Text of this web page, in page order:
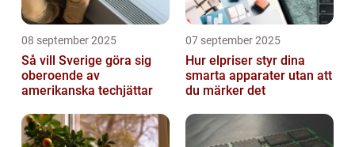
08 september 2025
Så vill Sverige göra sig
oberoende av
amerikanska techjättar
07 september 2025
Hur elpriser styr dina
smarta apparater utan att
du märker det